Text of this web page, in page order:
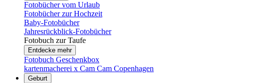
Fotobücher vom Urlaub
Fotobücher zur Hochzeit
Baby-Fotobücher
Jahresrückblick-Fotobücher
Fotobuch zur Taufe
Entdecke mehr
Fotobuch Geschenkbox
kartenmacherei x Cam Cam Copenhagen
Geburt